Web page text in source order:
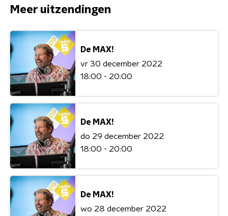
Meer uitzendingen
De MAX!
vr 30 december 2022
18:00 - 20:00
De MAX!
do 29 december 2022
18:00 - 20:00
De MAX!
wo 28 december 2022